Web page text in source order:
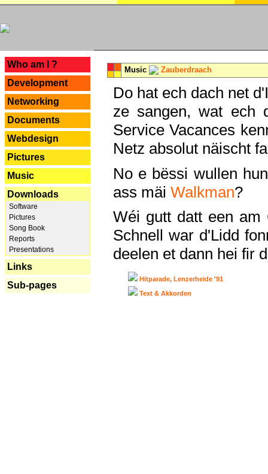
Who am I ?
Development
Networking
Documents
Webdesign
Pictures
Music
Downloads
Software
Pictures
Song Book
Reports
Presentations
Links
Sub-pages
Music Zauberdraach
Do hat ech dach net
ze sangen, wat ech
Service Vacances
Netz absolut näischt
No e bëssi wullen
ass mäi Walkman?
Wéi gutt datt een am
Schnell war d'Lidd
deelen et dann hei fir
Hitparade, Lenzerheide '91
Text & Akkorden